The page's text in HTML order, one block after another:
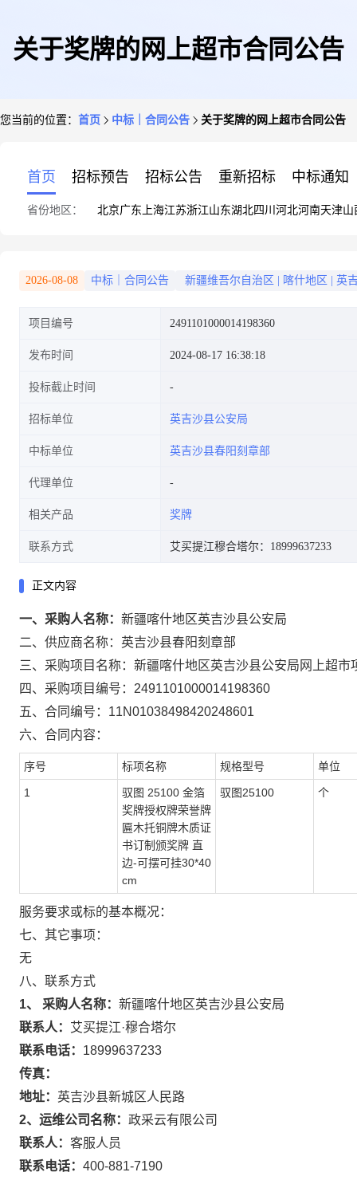
关于奖牌的网上超市合同公告
您当前的位置： 首页 中标｜合同公告 关于奖牌的网上超市合同公告
首页 招标预告 招标公告 重新招标 中标通知
省份地区： 北京广东 上海江苏浙江山东湖北四川 河北河南天津山
2026-08-08 中标｜合同公告 新疆维吾尔自治区 喀什地区 英
项目编号 2491101000014198360
发布时间 2024-08-17 16:38:18
投标截止时间
招标单位 英吉沙县公安局
中标单位 英吉沙县春阳刻章部
代理单位
相关产品 奖牌
联系方式 艾买提江穆合塔尔：18999637233
正文内容
一、采购人名称： 新疆喀什地区英吉沙县公安局
二、供应商名称： 英吉沙县春阳刻章部
三、采购项目名称： 新疆喀什地区英吉沙县公安局网上超市
四、采购项目编号： 2491101000014198360
五、合同编号： 11N01038498420248601
六、合同内容：
序号 标项名称 规格型号 单位
1
驭图 25100 金箔
奖牌授权牌荣誉牌
匾木托铜牌木质证
书订制颁奖牌 直
边-可摆可挂30*40
cm
驭图25100 个
服务要求或标的基本概况：
七、其它事项：
无
八、联系方式
1、 采购人名称： 新疆喀什地区英吉沙县公安局
联系人： 艾买提江·穆合塔尔
联系电话： 18999637233
传真：
地址： 英吉沙县新城区人民路
2、运维公司名称： 政采云有限公司
联系人： 客服人员
联系电话： 400-881-7190